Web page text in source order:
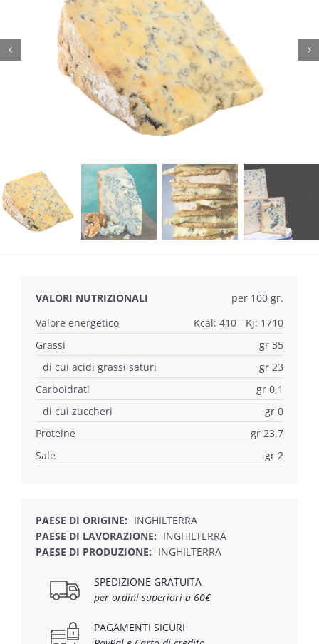
VALORI NUTRIZIONALI
per 100 gr.
Valore energetico
Kcal: 410 - Kj: 1710
Grassi
gr 35
di cui acidi grassi saturi
gr 23
Carboidrati
gr 0,1
di cui zuccheri
gr 0
Proteine
gr 23,7
Sale
gr 2
PAESE DI ORIGINE: INGHILTERRA
PAESE DI LAVORAZIONE: INGHILTERRA
PAESE DI PRODUZIONE: INGHILTERRA
SPEDIZIONE GRATUITA
per ordini superiori a 60€
PAGAMENTI SICURI